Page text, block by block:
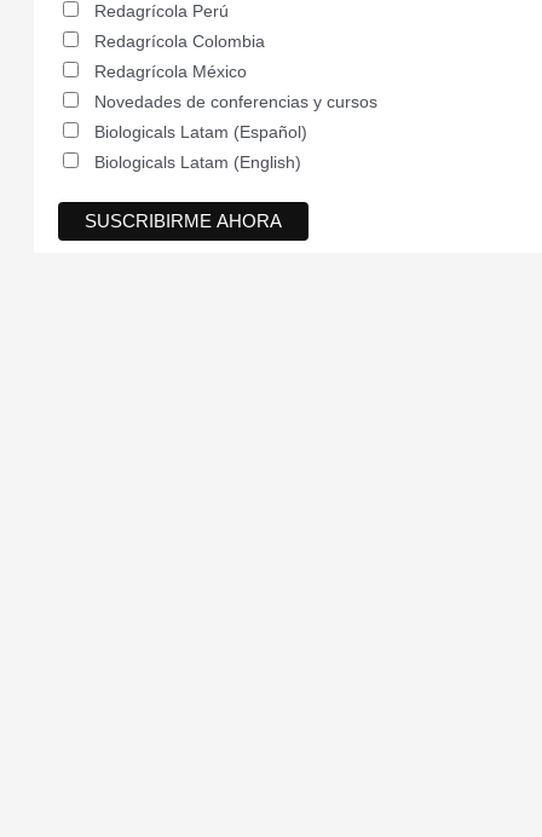
Redagrícola Perú
Redagrícola Colombia
Redagrícola México
Novedades de conferencias y cursos
Biologicals Latam (Español)
Biologicals Latam (English)